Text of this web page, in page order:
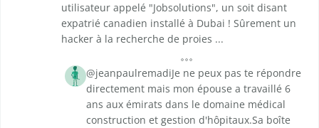
utilisateur appelé "Jobsolutions", un soit disant
expatrié canadien installé à Dubai ! Sûrement un
hacker à la recherche de proies ...
@jeanpaulremadiJe ne peux pas te répondre
directement mais mon épouse a travaillé 6
ans aux émirats dans le domaine médical
construction et gestion d'hôpitaux.Sa boîte